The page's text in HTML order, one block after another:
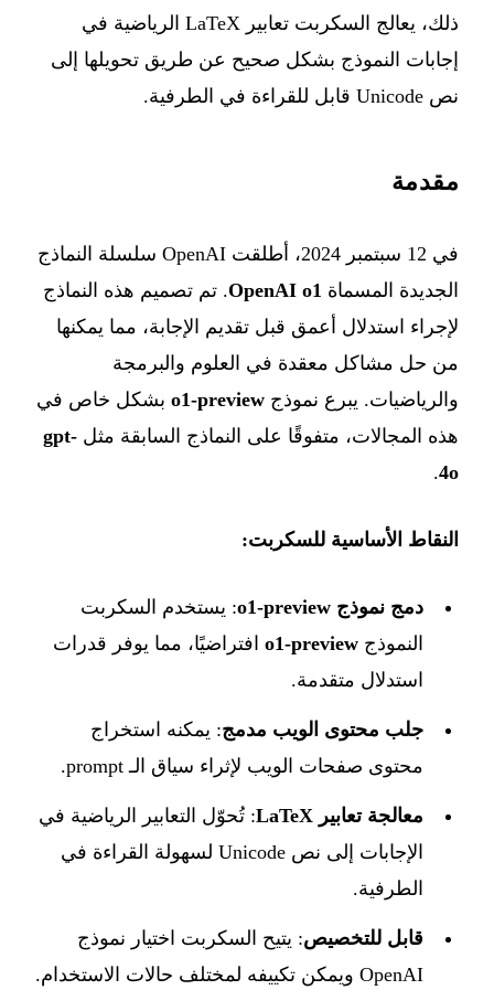
ذلك، يعالج السكربت تعابير LaTeX الرياضية في
إجابات النموذج بشكل صحيح عن طريق تحويلها إلى
نص Unicode قابل للقراءة في الطرفية.
مقدمة
في 12 سبتمبر 2024، أطلقت OpenAI سلسلة النماذج
الجديدة المسماة OpenAI o1. تم تصميم هذه النماذج
لإجراء استدلال أعمق قبل تقديم الإجابة، مما يمكنها
من حل مشاكل معقدة في العلوم والبرمجة
والرياضيات. يبرع نموذج o1-preview بشكل خاص في
هذه المجالات، متفوقًا على النماذج السابقة مثل gpt-
4o
.
النقاط الأساسية للسكربت:
دمج نموذج o1-preview
: يستخدم السكربت
النموذج o1-preview افتراضيًا، مما يوفر قدرات
استدلال متقدمة.
جلب محتوى الويب مدمج: يمكنه استخراج
محتوى صفحات الويب لإثراء سياق الـ prompt.
معالجة تعابير LaTeX
: تُحوّل التعابير الرياضية في
الإجابات إلى نص Unicode لسهولة القراءة في
الطرفية.
قابل للتخصيص: يتيح السكربت اختيار نموذج
OpenAI ويمكن تكييفه لمختلف حالات الاستخدام.